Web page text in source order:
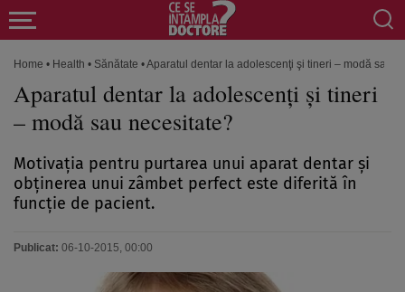
Home • Health • Sănătate •Aparatul dentar la adolescenţi şi tineri – modă sau
Aparatul dentar la adolescenţi şi tineri
– modă sau necesitate?
Motivaţia pentru purtarea unui aparat dentar şi
obţinerea unui zâmbet perfect este diferită în
funcţie de pacient.
Publicat: 06-10-2015, 00:00